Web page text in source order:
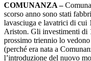
COMUNANZA –
scorso anno sono stati
lavasciuga e lavatrici di cui
Ariston. Gli investimenti di
prossimo triennio lo
(perché era nata a
l’introduzione del nuovo